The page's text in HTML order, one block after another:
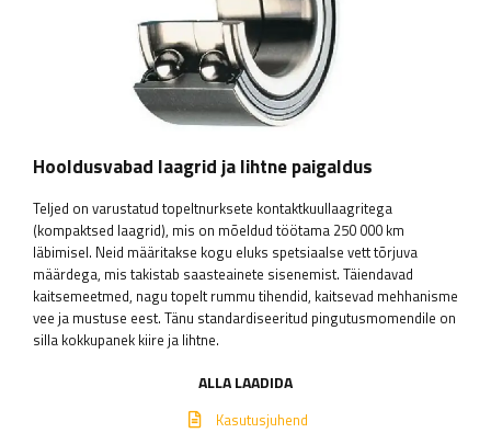
Hooldusvabad laagrid ja lihtne paigaldus
Teljed on varustatud topeltnurksete kontaktkuullaagritega
(kompaktsed laagrid), mis on mõeldud töötama 250 000 km
läbimisel. Neid määritakse kogu eluks spetsiaalse vett tõrjuva
määrdega, mis takistab saasteainete sisenemist. Täiendavad
kaitsemeetmed, nagu topelt rummu tihendid, kaitsevad mehhanisme
vee ja mustuse eest. Tänu standardiseeritud pingutusmomendile on
silla kokkupanek kiire ja lihtne.
ALLA LAADIDA
Kasutusjuhend